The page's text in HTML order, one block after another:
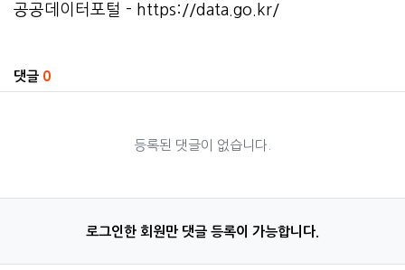
공공데이터포털 - https://data.go.kr/
댓글 0
등록된 댓글이 없습니다.
로그인한 회원만 댓글 등록이 가능합니다.